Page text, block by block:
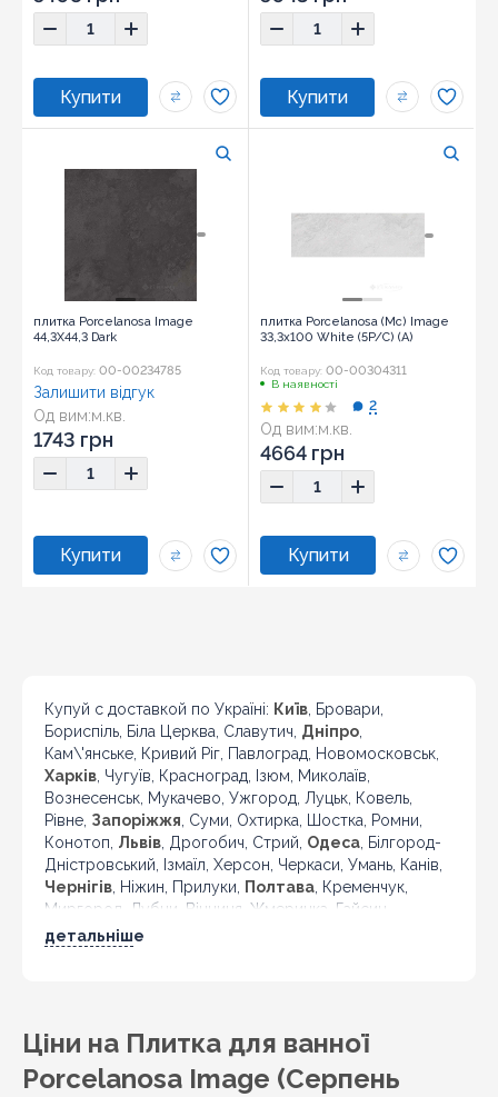
плитка Porcelanosa Image
44,3X44,3 Dark
Код товару: 00-00234785
Од вим:м.кв.
Розмір:44,3x44,3
Залишити відгук
1743 грн
плитка Porcelanosa (Mc) Image
33,3x100 White (5P/C) (A)
Код товару: 00-00304311
В наявності
Од вим:м.кв.
2
4664 грн
Купуй с доставкой по Україні: Київ, Бровари,
Бориспіль, Біла Церква, Славутич, Дніпро,
Кам\'янське, Кривий Ріг, Павлоград, Новомосковськ,
Харків, Чугуїв, Красноград, Ізюм, Миколаїв,
Вознесенськ, Мукачево, Ужгород, Луцьк, Ковель,
Рівне, Запоріжжя, Суми, Охтирка, Шостка, Ромни,
Конотоп, Львів, Дрогобич, Стрий, Одеса, Білгород-
Дністровський, Ізмаїл, Херсон, Черкаси, Умань, Канів,
Чернігів, Ніжин, Прилуки, Полтава, Кременчук,
Миргород, Лубни, Вінниця, Жмеринка, Гайсин,
Бердичів, Житомир, Новоград-Волинський,
детальніше
Ціни на Плитка для ванної
Porcelanosa Image (Серпень